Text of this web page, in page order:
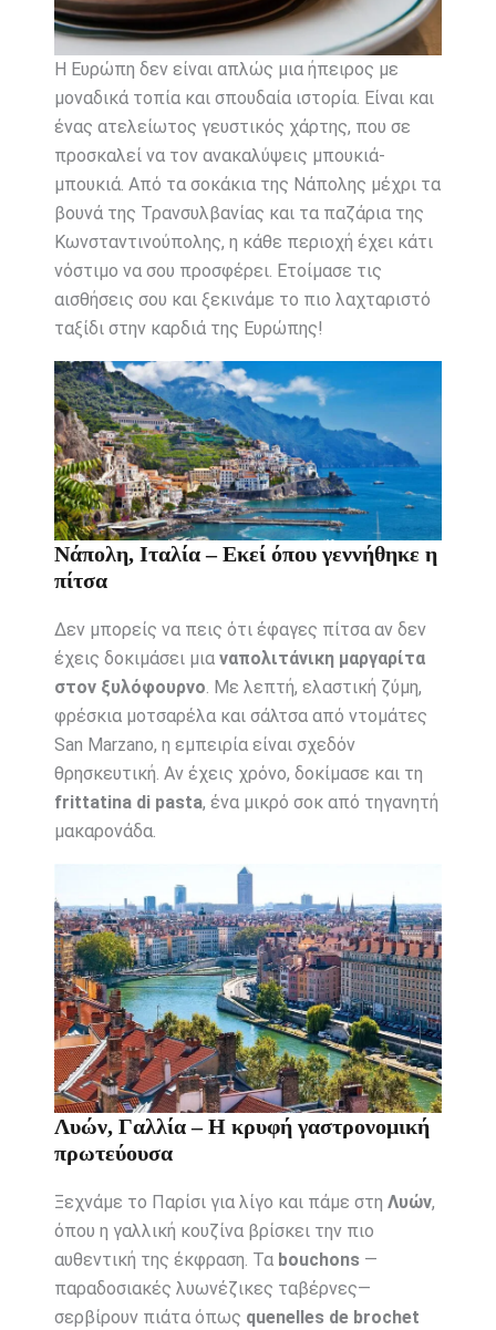
Η Ευρώπη δεν είναι απλώς μια ήπειρος με
μοναδικά τοπία και σπουδαία ιστορία. Είναι και
ένας ατελείωτος γευστικός χάρτης, που σε
προσκαλεί να τον ανακαλύψεις μπουκιά-
μπουκιά. Από τα σοκάκια της Νάπολης μέχρι τα
βουνά της Τρανσυλβανίας και τα παζάρια της
Κωνσταντινούπολης, η κάθε περιοχή έχει κάτι
νόστιμο να σου προσφέρει. Ετοίμασε τις
αισθήσεις σου και ξεκινάμε το πιο λαχταριστό
ταξίδι στην καρδιά της Ευρώπης!
Νάπολη, Ιταλία – Εκεί όπου γεννήθηκε η
πίτσα
Δεν μπορείς να πεις ότι έφαγες πίτσα αν δεν
έχεις δοκιμάσει μια ναπολιτάνικη μαργαρίτα
στον ξυλόφουρνο. Με λεπτή, ελαστική ζύμη,
φρέσκια μοτσαρέλα και σάλτσα από ντομάτες
San Marzano, η εμπειρία είναι σχεδόν
θρησκευτική. Αν έχεις χρόνο, δοκίμασε και τη
frittatina di pasta, ένα μικρό σοκ από τηγανητή
μακαρονάδα.
Λυών, Γαλλία – Η κρυφή γαστρονομική
πρωτεύουσα
Ξεχνάμε το Παρίσι για λίγο και πάμε στη Λυών,
όπου η γαλλική κουζίνα βρίσκει την πιο
αυθεντική της έκφραση. Τα bouchons—
παραδοσιακές λυωνέζικες ταβέρνες—
σερβίρουν πιάτα όπως quenelles de brochet